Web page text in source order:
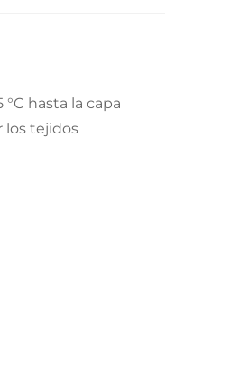
hasta la capa
los tejidos